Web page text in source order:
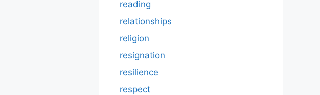
reading
relationships
religion
resignation
resilience
respect